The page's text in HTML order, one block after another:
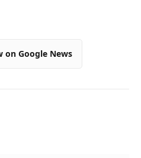
on Google News